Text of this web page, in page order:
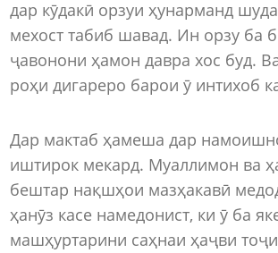
дар кӯдакӣ орзуи ҳунарманд
мехост табиб шавад. Ин орзу ба
ҷавонони ҳамон давра хос буд.
роҳи дигареро барои ӯ интихоб
Дар мактаб ҳамеша дар
иштирок мекард. Муаллимон ва
бештар нақшҳои мазҳакавӣ
ҳанӯз касе намедонист, ки ӯ ба
машҳуртарини саҳнаи ҳаҷви